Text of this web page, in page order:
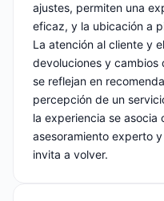
ajustes, permiten una
eficaz, y la ubicación a
La atención al cliente y
devoluciones y cambios
se reflejan en
percepción de un
la experiencia se
asesoramiento experto
invita a volver.